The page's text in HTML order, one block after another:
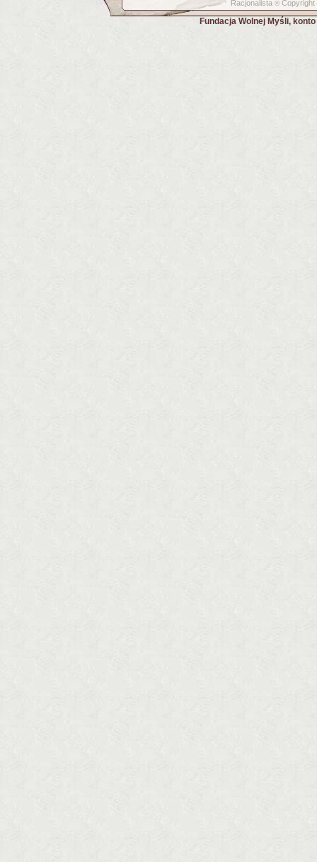
Racjonalista © Copyright
Fundacja Wolnej Myśli,